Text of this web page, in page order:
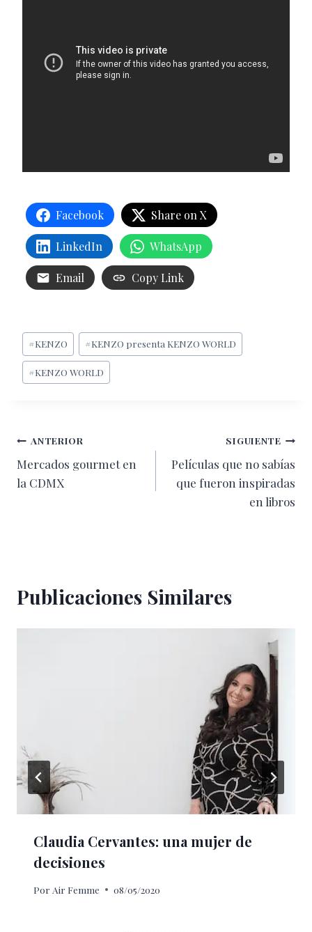
Facebook Share on X
LinkedIn WhatsApp
Email Copy Link
Etiquetas
de
la
#KENZO #KENZO presenta KENZO WORLD
#KENZO WORLD
Navegación
de
ANTERIOR
Mercados gourmet en
la CDMX
SIGUIENTE
Películas que no sabías
que fueron inspiradas
en libros
Publicaciones Similares
Claudia Cervantes: una mujer de
decisiones
Por Air Femme 08/05/2020